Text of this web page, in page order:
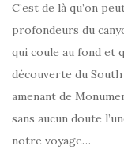
C’est de là qu’on
profondeurs du
qui coule au fond et
découverte du
amenant de
sans aucun doute
notre voyage…